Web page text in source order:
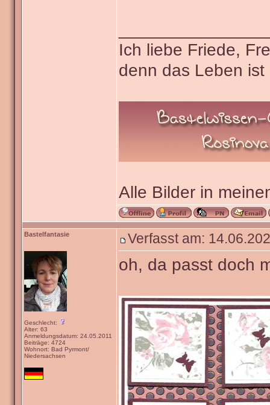
Ich liebe Friede,
denn das Leben
Alle Bilder in
Bastelfantasie
Geschlecht:
Alter: 63
Anmeldungsdatum: 24.05.2011
Beiträge: 4724
Wohnort: Bad Pyrmont/
Niedersachsen
Verfasst am:
oh, da passt doch